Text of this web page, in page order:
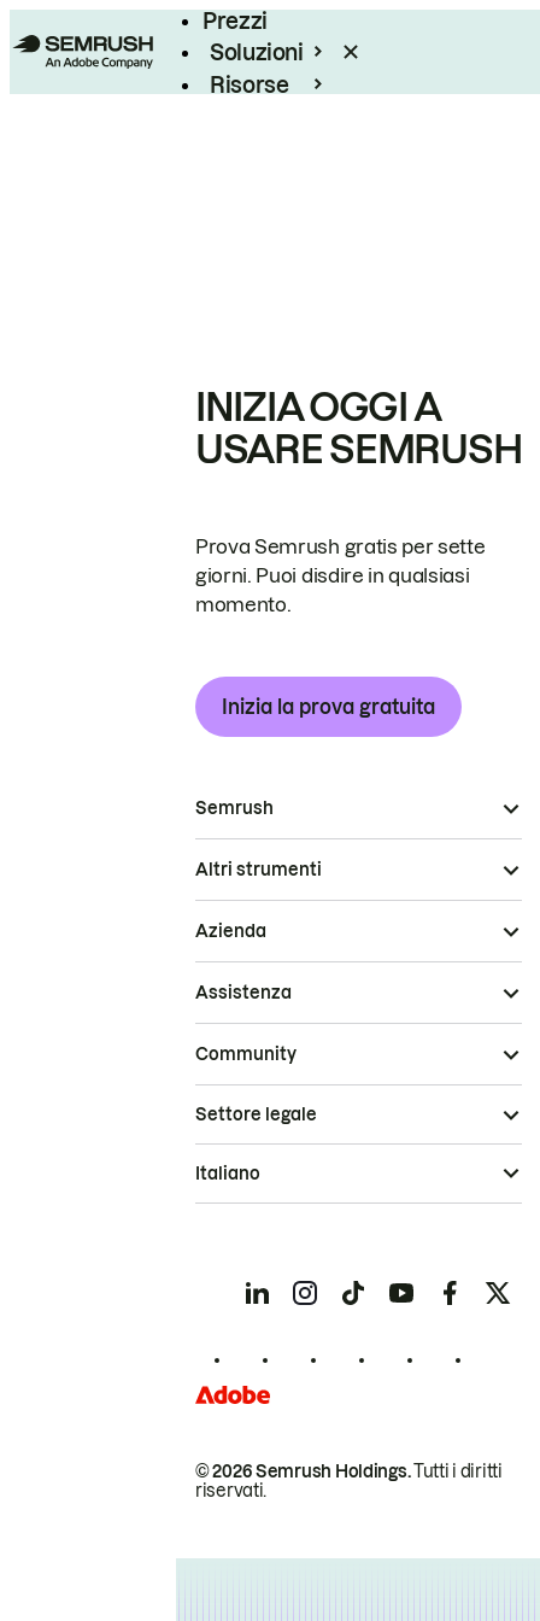
Prezzi
Soluzioni
Risorse
INIZIA OGGI A
USARE SEMRUSH
Prova Semrush gratis per sette
giorni. Puoi disdire in qualsiasi
momento.
Inizia la prova gratuita
Semrush
Altri strumenti
Azienda
Assistenza
Community
© 2026 Semrush Holdings.Tutti i diritti
riservati.
Settore legale
Italiano